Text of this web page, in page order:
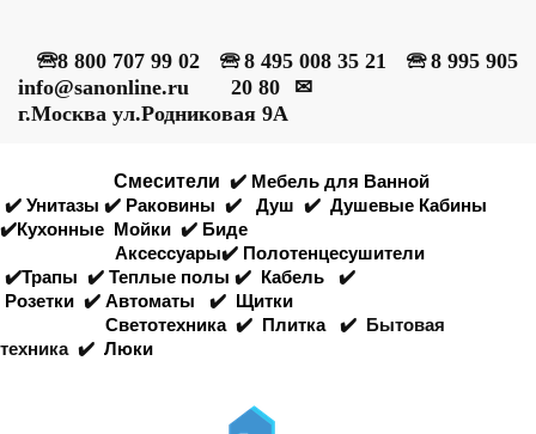
🕾8 800 707 99 02 🕾 8 495 008 35 21 🕾 8 995 905
20 80
✉
info@sanonline.ru
г.Москва ул.Родниковая 9А
Смесители ✔️ Мебель для Ванной
✔️ Унитазы ✔️ Раковины ✔️ Душ ✔️ Душевые Кабины
✔️Кухонные Мойки ✔️ Биде
Аксессуары✔️ Полотенцесушители
✔️Трапы ✔️ Теплые полы ✔️ Кабель
✔️
Розетки ✔️ Автоматы ✔️ Щитки
Светотехника ✔️ Плитка ✔️ Бытовая
техника ✔️ Люки